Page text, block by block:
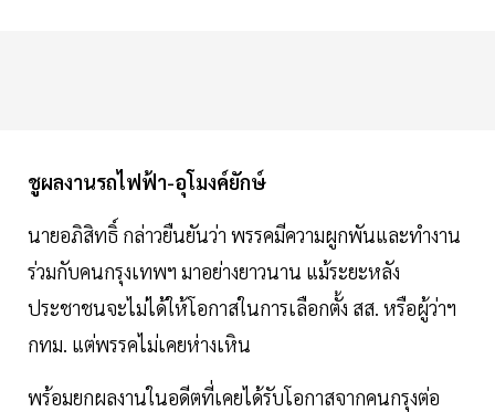
ชูผลงานรถไฟฟ้า-อุโมงค์ยักษ์
นายอภิสิทธิ์ กล่าวยืนยันว่า พรรคมีความผูกพันและทำงาน
ร่วมกับคนกรุงเทพฯ มาอย่างยาวนาน แม้ระยะหลัง
ประชาชนจะไม่ได้ให้โอกาสในการเลือกตั้ง สส. หรือผู้ว่าฯ
กทม. แต่พรรคไม่เคยห่างเหิน
พร้อมยกผลงานในอดีตที่เคยได้รับโอกาสจากคนกรุงต่อ